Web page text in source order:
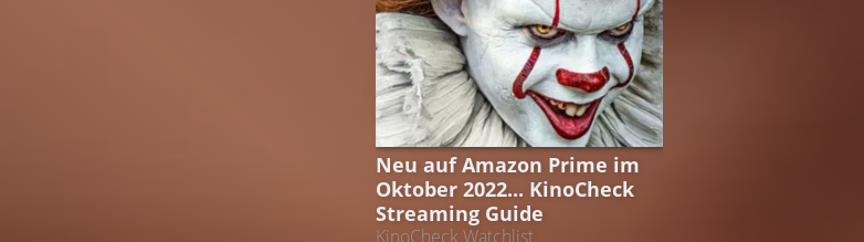
STREAMING GUIDE
Neu auf Amazon Prime im
Oktober 2022... KinoCheck
Streaming Guide
KinoCheck Watchlist